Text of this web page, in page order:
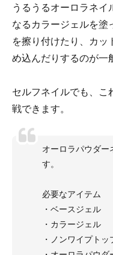
うるうるオーロラネイ
なるカラージェルを塗
を擦り付けたり、カッ
め込んだりするのが一
セルフネイルでも、こ
戦できます。
オーロラパウダー
す。
必要なアイテム
・ベースジェル
・カラージェル
・ノンワイプトッ